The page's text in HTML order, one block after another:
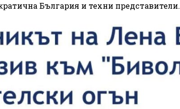
България и техни представители.